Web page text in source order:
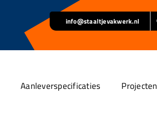
info@staaltjevakwerk.nl
Aanleverspecificaties Projecten